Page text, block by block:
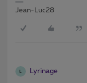
Jean-Luc28
L Lyrinage